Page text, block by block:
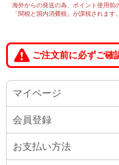
海外からの発送の為、ポイント使用
「関税と国内消費税」が課税されます。
ご注文前に必ずご確
マイページ
会員登録
お支払い方法